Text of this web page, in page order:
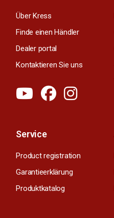
Über Kress
Finde einen Händler
Dealer portal
Kontaktieren Sie uns
Service
Product registration
Garantieerklärung
Produktkatalog